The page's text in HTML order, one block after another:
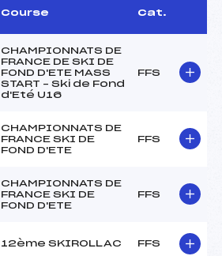
Course Cat.
CHAMPIONNATS DE
FRANCE DE SKI DE
FOND D'ETE MASS
START – Ski de Fond
d'Eté U16
FFS
CHAMPIONNATS DE
FRANCE SKI DE
FOND D'ETE
FFS
CHAMPIONNATS DE
FRANCE SKI DE
FOND D'ETE
FFS
12ème SKIROLLAC FFS